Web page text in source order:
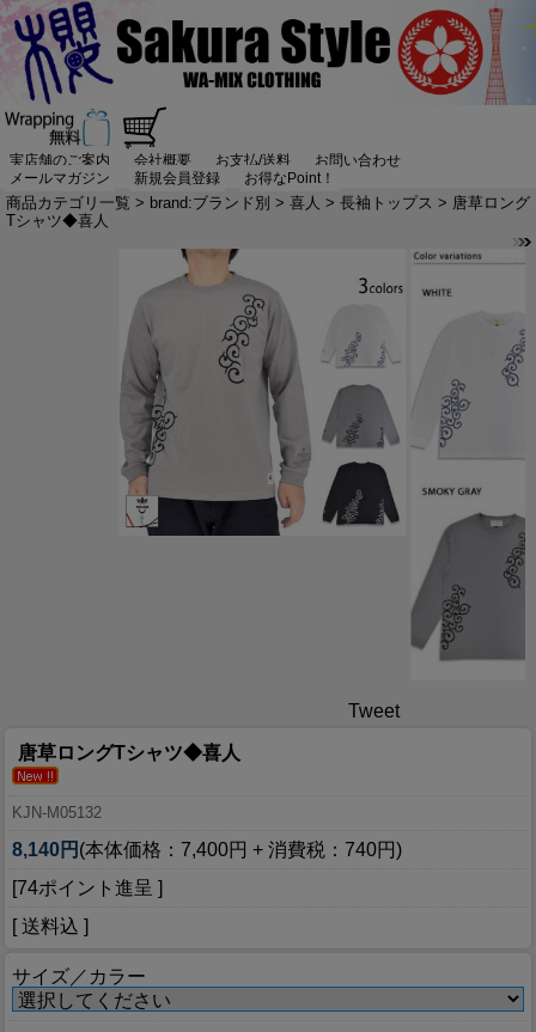
実店舗のご案内 会社概要 お支払/送料
お問い合わせ
メールマガジン
新規会員登録 お得なPoint！
商品カテゴリ一覧 > brand:ブランド別 > 喜人 > 長袖トップス > 唐草ロング
Tシャツ◆喜人
Tweet
唐草ロングTシャツ◆喜人
KJN-M05132
8,140円 (本体価格：7,400円 + 消費税：740円)
[74ポイント進呈 ]
[ 送料込 ]
サイズ／カラー